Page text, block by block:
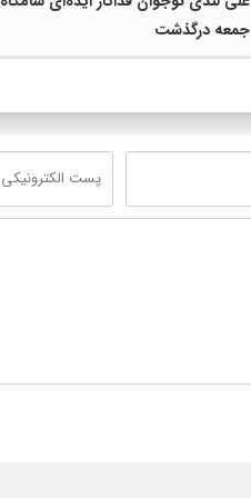
جمعه درگذشت